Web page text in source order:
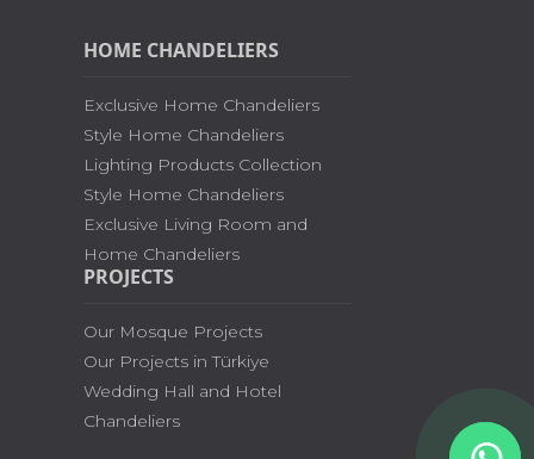
HOME CHANDELIERS
Exclusive Home Chandeliers
Style Home Chandeliers
Lighting Products Collection
Style Home Chandeliers
Exclusive Living Room and
Home Chandeliers
PROJECTS
Our Mosque Projects
Our Projects in Türkiye
Wedding Hall and Hotel
Chandeliers